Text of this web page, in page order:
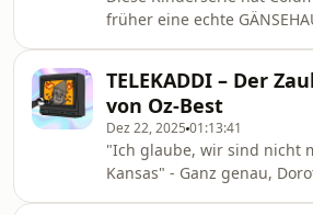
Podcast vor allem die
zuverlässige
Erscheinung. Deshalb hier
früher eine echte
Lachflash: über
Folgentitel, ein
Clownskostüm und einen
UNHEIMLICHEN sehr
Finger. Sagt ehrlich: Wer
mal so ein Buch mit grüner
TELEKADDI – Der
von Oz-Best
Dez 22, 2025 01:13:41
"Ich glaube, wir sind nicht
Kansas" - Ganz genau,